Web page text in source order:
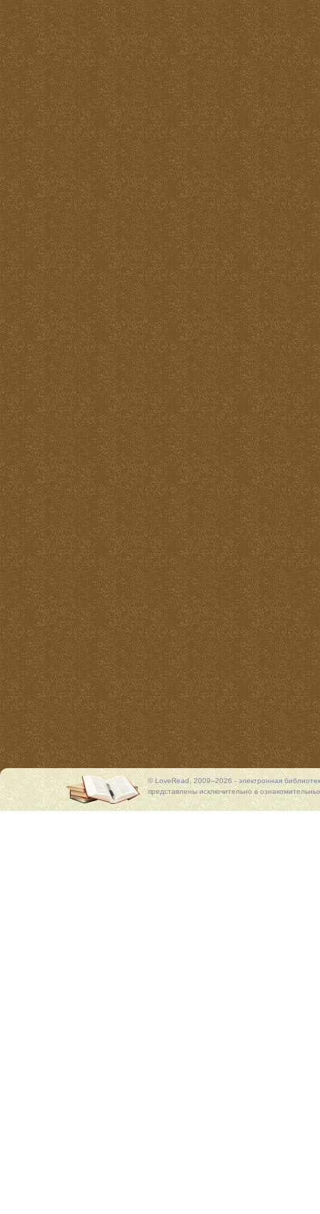
© LoveRead, 2009–2026 - электронная
представлены исключительно в